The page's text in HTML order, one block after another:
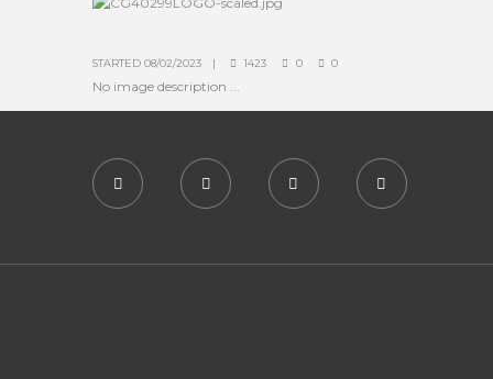
STARTED 08/02/2023 1423 0 0
No image description ...